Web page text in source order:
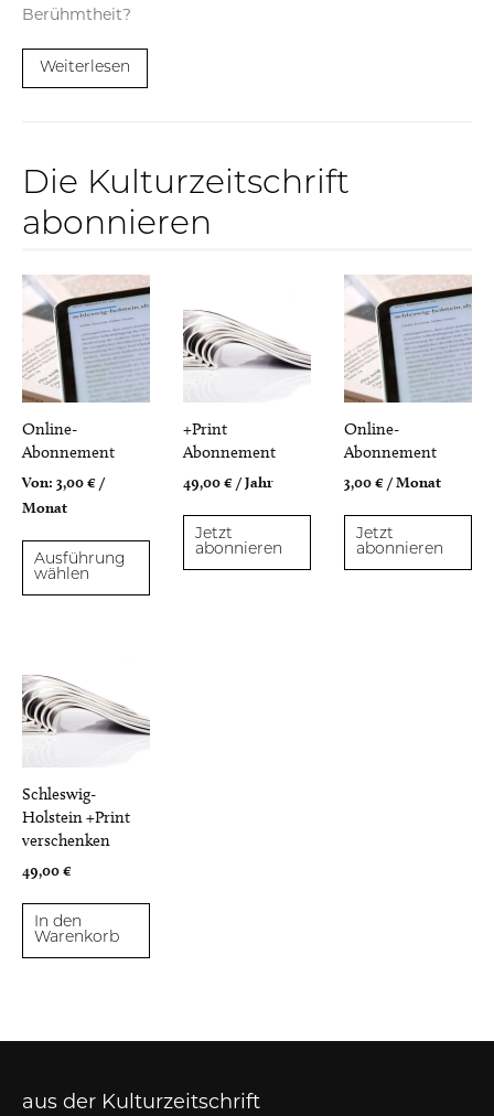
Berühmtheit?
Weiterlesen
Die Kulturzeitschrift
abonnieren
Online-
Abonnement
Von: 3,00€/
Monat
Ausführung
wählen
+Print
Abonnement
49,00€/ Jahr
Jetzt
abonnieren
Online-
Abonnement
3,00€/ Monat
Jetzt
abonnieren
Schleswig-
Holstein +Print
verschenken
49,00€
In den
Warenkorb
aus der Kulturzeitschrift